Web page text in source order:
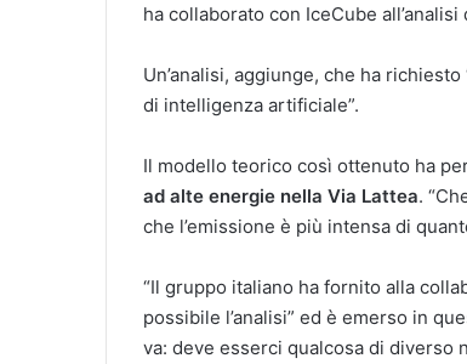
ha collaborato con IceCube all’analisi
Un’analisi, aggiunge, che ha
di intelligenza artificiale”.
Il modello teorico così ottenuto ha
ad alte energie nella Via Lattea.
che l’emissione è più intensa di
“Il gruppo italiano ha fornito alla
possibile l’analisi” ed è emerso in
va: deve esserci qualcosa di